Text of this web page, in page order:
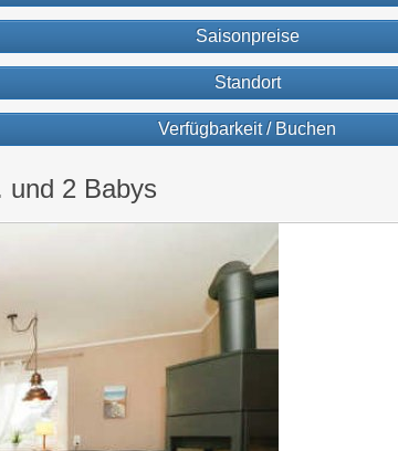
Saisonpreise
Standort
Verfügbarkeit / Buchen
und 2 Babys